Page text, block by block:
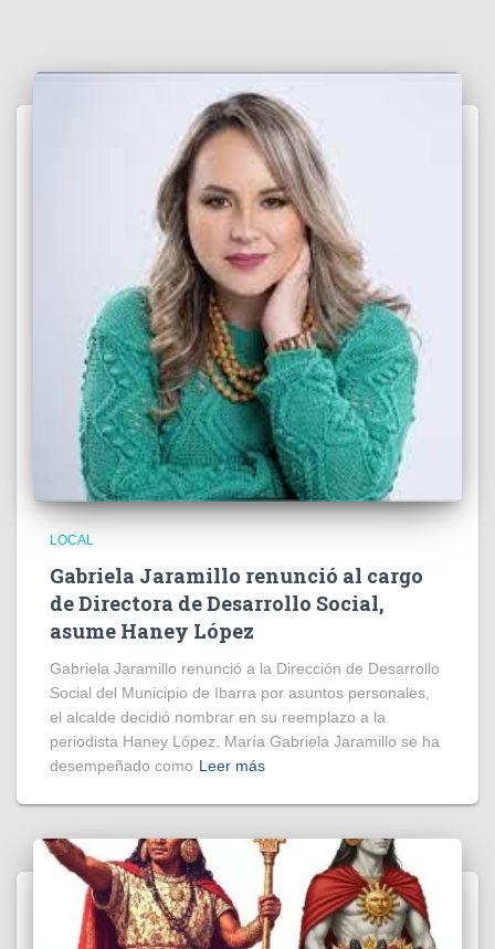
LOCAL
Gabriela Jaramillo renunció al cargo
de Directora de Desarrollo Social,
asume Haney López
Gabriela Jaramillo renunció a la Dirección de Desarrollo
Social del Municipio de Ibarra por asuntos personales,
el alcalde decidió nombrar en su reemplazo a la
periodista Haney López. María Gabriela Jaramillo se ha
desempeñado como Leer más